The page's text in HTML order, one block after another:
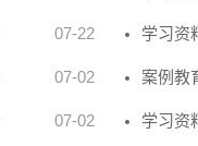
07-22
07-02
07-02
学习资
案例教
学习资